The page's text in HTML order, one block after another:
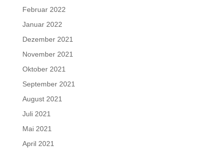
Februar 2022
Januar 2022
Dezember 2021
November 2021
Oktober 2021
September 2021
August 2021
Juli 2021
Mai 2021
April 2021